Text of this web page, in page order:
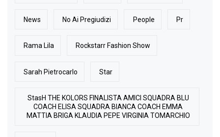
News No Ai Pregiudizi People Pr
Rama Lila Rockstarr Fashion Show
Sarah Pietrocarlo Star
StasH THE KOLORS FINALISTA AMICI SQUADRA BLU
COACH ELISA SQUADRA BIANCA COACH EMMA
MATTIA BRIGA KLAUDIA PEPE VIRGINIA TOMARCHIO